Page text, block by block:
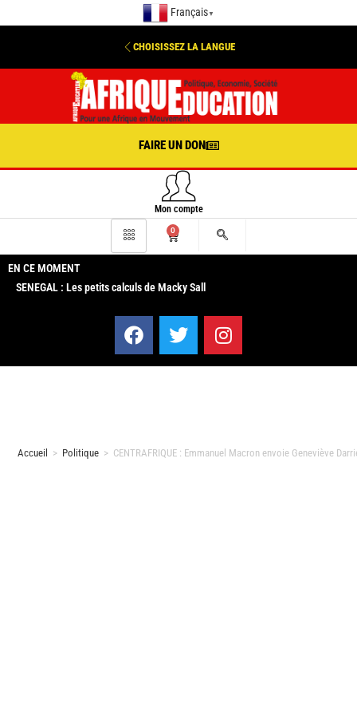
Français ▼
CHOISISSEZ LA LANGUE
FAIRE UN DON
Mon compte
0
EN CE MOMENT
SENEGAL : Les petits calculs de Macky Sall
Accueil > Politique > CENTRAFRIQUE : Emmanuel Macron envoie Geneviève